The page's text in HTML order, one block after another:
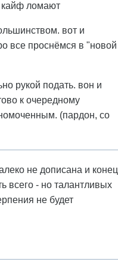
кайф ломают
вот и
все проснёмся в "новой
рукой подать. вон и
к очередному
(пардон, со
не дописана и конец
всего - но талантливых
не будет